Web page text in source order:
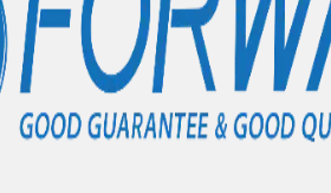
pochoir de rebillage- 0 éléments